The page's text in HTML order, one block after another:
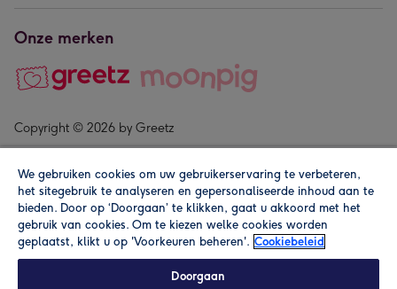
Onze merken
Copyright © 2026 by Greetz
Alle prijzen zijn inclusief btw en andere heffingen. Lees de
We gebruiken cookies om uw gebruikerservaring te verbeteren,
het sitegebruik te analyseren en gepersonaliseerde inhoud aan te
bieden. Door op ‘Doorgaan’ te klikken, gaat u akkoord met het
gebruik van cookies. Om te kiezen welke cookies worden
geplaatst, klikt u op 'Voorkeuren beheren'. Cookiebeleid
Doorgaan